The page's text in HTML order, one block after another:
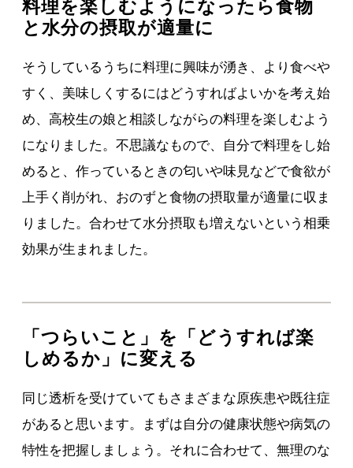
料理を楽しむようになったら食物
と水分の摂取が適量に
そうしているうちに料理に興味が湧き、より食べや
すく、美味しくするにはどうすればよいかを考え始
め、高校生の娘と相談しながらの料理を楽しむよう
になりました。不思議なもので、自分で料理をし始
めると、作っているときの匂いや味見などで食欲が
上手く削がれ、おのずと食物の摂取量が適量に収ま
りました。合わせて水分摂取も増えないという相乗
効果が生まれました。
「つらいこと」を「どうすれば楽
しめるか」に変える
同じ透析を受けていてもさまざまな原疾患や既往症
があると思います。まずは自分の健康状態や病気の
特性を把握しましょう。それに合わせて、無理のな